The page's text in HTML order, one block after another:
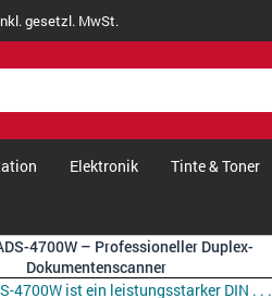
gesetzl. MwSt.
Elektronik Tinte & Toner
4700W – Professioneller Duplex-
Dokumentenscanner
4700W ist ein leistungsstarker DIN . . .